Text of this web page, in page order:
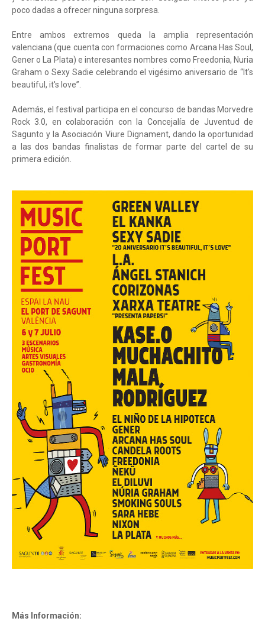
poco dadas a ofrecer ninguna sorpresa.
Entre ambos extremos queda la amplia representación
valenciana (que cuenta con formaciones como Arcana Has Soul,
Gener o La Plata) e interesantes nombres como Freedonia, Nuria
Graham o Sexy Sadie celebrando el vigésimo aniversario de “It's
beautiful, it's love”.
Además, el festival participa en el concurso de bandas Morvedre
Rock 3.0, en colaboración con la Concejalía de Juventud de
Sagunto y la Asociación Viure Dignament, dando la oportunidad
a las dos bandas finalistas de formar parte del cartel de su
primera edición.
Más Información: